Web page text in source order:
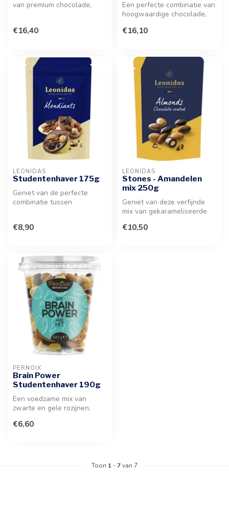
van premium chocolade,
€16,40
Een perfecte combinatie van
hoogwaardige chocolade,
gedroogd...
€16,10
LEONIDAS
Studentenhaver 175g
Geniet van de perfecte
combinatie tussen
€8,90
LEONIDAS
Stones - Amandelen
mix 250g
Geniet van deze verfijnde
mix van gekarameliseerde
rij...
€10,50
PERNOIX
Brain Power
Studentenhaver 190g
Een voedzame mix van
zwarte en gele rozijnen,
brazilnoten...
€6,60
Toon 1 -7van 7